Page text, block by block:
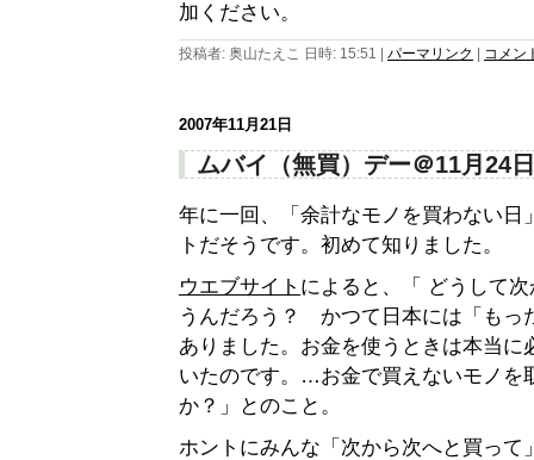
加ください。
投稿者: 奥山たえこ 日時: 15:51 パーマリンク コメン
2007年11月21日
ムバイ（無買）デー＠11月24日
年に一回、「余計なモノを買わない日
トだそうです。初めて知りました。
ウエブサイト によると、「 どうして
うんだろう？ かつて日本には「もっ
ありました。お金を使うときは本当に
いたのです。…お金で買えないモノを
か？」とのこと。
ホントにみんな「次から次へと買って